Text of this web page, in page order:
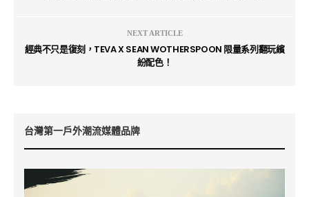
NEXT ARTICLE
經典不只是復刻，TEVA X SEAN WOTHERSPOON 限量系列翻玩繽
紛配色！
台灣第一戶外潮流媒體品牌